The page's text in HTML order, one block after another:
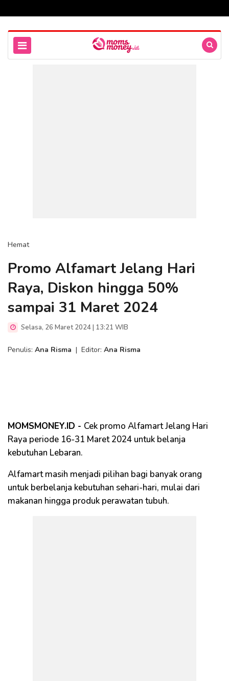
Hemat
Promo Alfamart Jelang Hari
Raya, Diskon hingga 50%
sampai 31 Maret 2024
Selasa, 26 Maret 2024 | 13:21 WIB
Penulis: Ana Risma | Editor: Ana Risma
MOMSMONEY.ID - Cek promo Alfamart Jelang Hari
Raya periode 16-31 Maret 2024 untuk belanja
kebutuhan Lebaran.
Alfamart masih menjadi pilihan bagi banyak orang
untuk berbelanja kebutuhan sehari-hari, mulai dari
makanan hingga produk perawatan tubuh.